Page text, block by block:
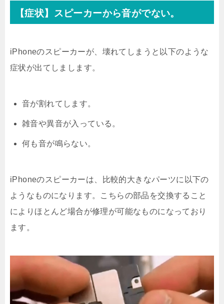
【症状】スピーカーから音がでない。
iPhoneのスピーカーが、壊れてしまうと以下のような
症状が出てしまします。
音が割れてします。
雑音や異音が入っている。
何も音が鳴らない。
iPhoneのスピーカーは、比較的大きなパーツに以下の
ようなものになります。こちらの部品を交換すること
によりほとんど場合が修理が可能なものになっており
ます。